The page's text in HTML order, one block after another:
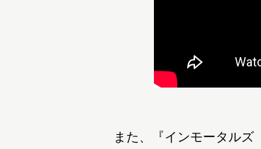
また、『インモータルズ